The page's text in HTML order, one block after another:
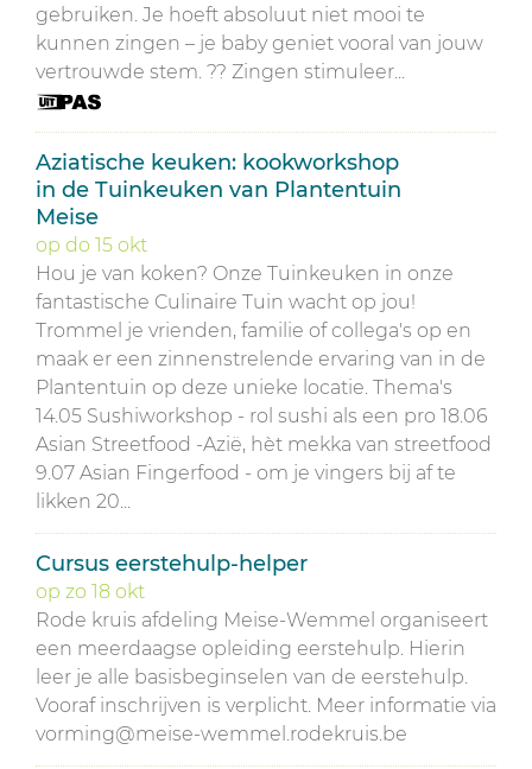
gebruiken. Je hoeft absoluut niet mooi te
kunnen zingen – je baby geniet vooral van jouw
vertrouwde stem. ?? Zingen stimuleer...
Aziatische keuken: kookworkshop
in de Tuinkeuken van Plantentuin
Meise
op do 15 okt
Hou je van koken? Onze Tuinkeuken in onze
fantastische Culinaire Tuin wacht op jou!
Trommel je vrienden, familie of collega's op en
maak er een zinnenstrelende ervaring van in de
Plantentuin op deze unieke locatie. Thema's
14.05 Sushiworkshop - rol sushi als een pro 18.06
Asian Streetfood -Azië, hèt mekka van streetfood
9.07 Asian Fingerfood - om je vingers bij af te
likken 20...
Cursus eerstehulp-helper
op zo 18 okt
Rode kruis afdeling Meise-Wemmel organiseert
een meerdaagse opleiding eerstehulp. Hierin
leer je alle basisbeginselen van de eerstehulp.
Vooraf inschrijven is verplicht. Meer informatie via
vorming@meise-wemmel.rodekruis.be